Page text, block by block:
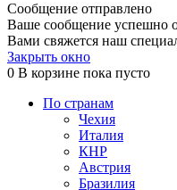
Сообщение отправлено
Ваше сообщение успешно
Вами свяжется наш
Закрыть окно
0 В корзине пока пусто
По странам
Чехия
Италия
КНР
Австрия
Бразилия